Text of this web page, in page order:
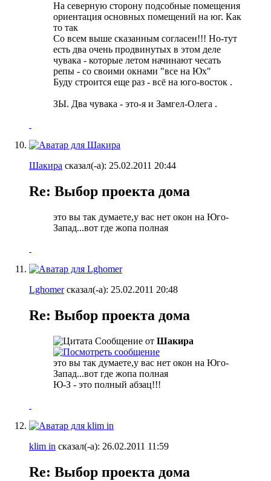
На северную сторону подсобные помещения
ориентация основных помещений на юг. Как
то так
Со всем выше сказанным согласен!!! Но-тут
есть два очень продвинутых в этом деле
чувака - которые летом начинают чесать
репы - со своими окнами "все на Юх"
Буду строится еще раз - всё на юго-восток .
ЗЫ. Два чувака - это-я и Замгел-Олега .
Шакира сказал(-а): 25.02.2011 20:44
Re: Выбор проекта дома
это вы так думаете,у вас нет окон на Юго-
Запад...вот где жопа полная
Lghomerсказал(-а): 25.02.2011 20:48
Re: Выбор проекта дома
Сообщение от Шакира
это вы так думаете,у вас нет окон на Юго-
Запад...вот где жопа полная
Ю-З - это полный абзац!!!
klim in сказал(-а): 26.02.2011 11:59
Re: Выбор проекта дома